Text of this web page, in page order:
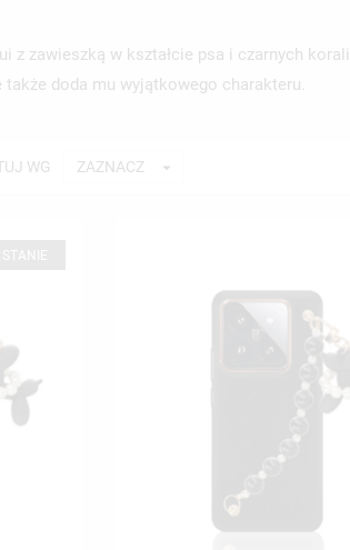
z zawieszką w kształcie psa i czarnych
także doda mu wyjątkowego charakteru.
WG ZAZNACZ 